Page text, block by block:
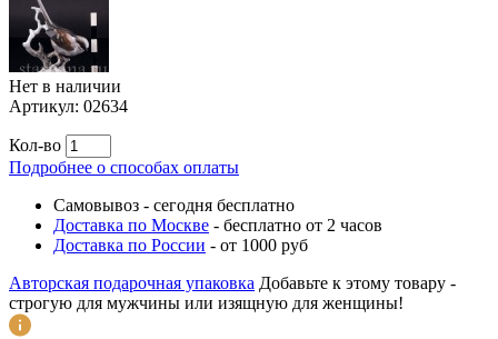
Нет в наличии
Артикул: 02634
Кол-во
Подробнее о способах оплаты
Самовывоз - сегодня бесплатно
Доставка по Москве - бесплатно от 2 часов
Доставка по России - от 1000 руб
Авторская подарочная упаковка Добавьте к этому товару -
строгую для мужчины или изящную для женщины!